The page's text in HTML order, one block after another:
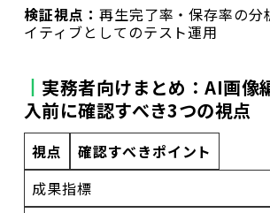
検証視点： 再生完了率・保存率の分
イティブとしてのテスト運用
実務者向けまとめ：AI画像
入前に確認すべき3つの視点
視点
確認すべきポイント
成果指標